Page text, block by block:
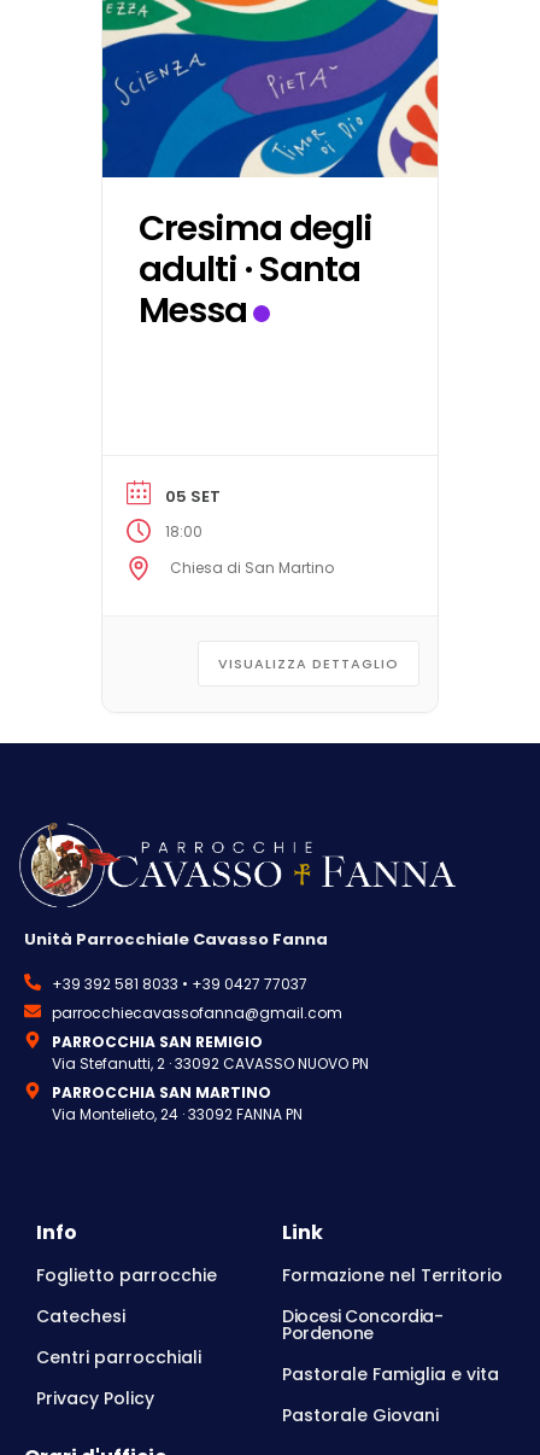
Cresima degli
adulti · Santa
Messa
05 SET
18:00
Chiesa di San Martino
VISUALIZZA DETTAGLIO
Unità Parrocchiale Cavasso Fanna
+39 392 581 8033 • +39 0427 77037
parrocchiecavassofanna@gmail.com
PARROCCHIA SAN REMIGIO
Via Stefanutti, 2 · 33092 CAVASSO NUOVO PN
PARROCCHIA SAN MARTINO
Via Montelieto, 24 · 33092 FANNA PN
Info
Foglietto parrocchie
Catechesi
Centri parrocchiali
Privacy Policy
Link
Formazione nel Territorio
Diocesi Concordia-
Pordenone
Pastorale Famiglia e vita
Pastorale Giovani